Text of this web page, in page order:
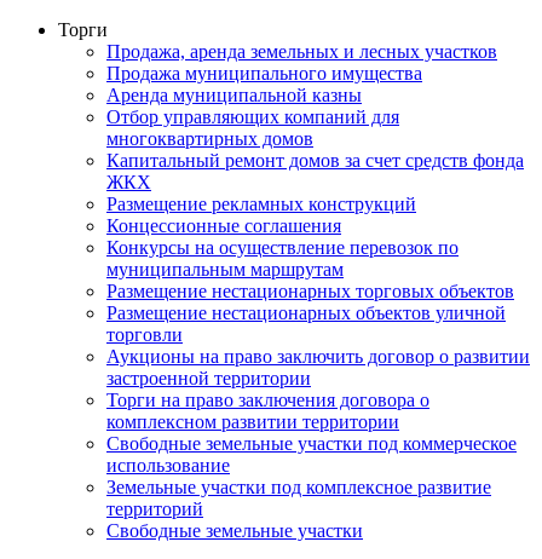
Торги
Продажа, аренда земельных и лесных участков
Продажа муниципального имущества
Аренда муниципальной казны
Отбор управляющих компаний для
многоквартирных домов
Капитальный ремонт домов за счет средств фонда
ЖКХ
Размещение рекламных конструкций
Концессионные соглашения
Конкурсы на осуществление перевозок по
муниципальным маршрутам
Размещение нестационарных торговых объектов
Размещение нестационарных объектов уличной
торговли
Аукционы на право заключить договор о развитии
застроенной территории
Торги на право заключения договора о
комплексном развитии территории
Свободные земельные участки под коммерческое
использование
Земельные участки под комплексное развитие
территорий
Свободные земельные участки